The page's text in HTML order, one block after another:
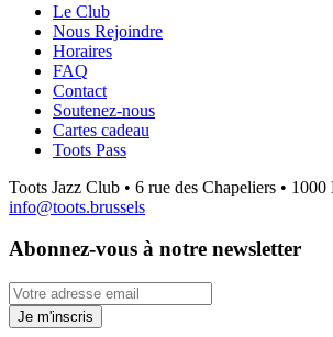
Le Club
Nous Rejoindre
Horaires
FAQ
Contact
Soutenez-nous
Cartes cadeau
Toots Pass
Toots Jazz Club • 6 rue des Chapeliers • 1000
info@toots.brussels
Abonnez-vous à notre newsletter
Votre adresse email
Je m'inscris